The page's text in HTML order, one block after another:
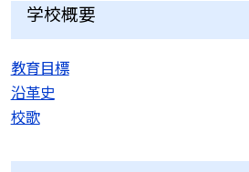
学校概要
教育目標
沿革史
校歌